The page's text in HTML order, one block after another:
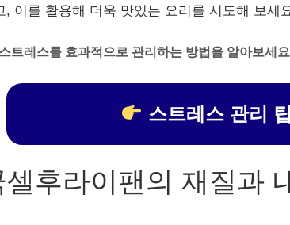
, 이를 활용해 더욱 맛있는 요리를 시도해 보세
스트레스를 효과적으로 관리하는 방법을 알아보세
스트레스 관리
셀후라이팬의 재질과